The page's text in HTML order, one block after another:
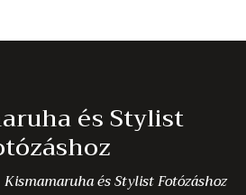
és Stylist
Kismamaruha és Stylist Fotózáshoz